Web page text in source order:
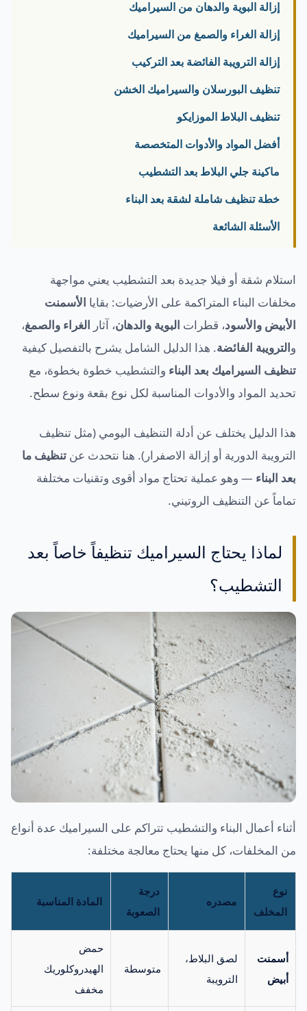
نجار مطابخ وأبواب
كشف تسربات المياه بمكة
معلم جبس بورد بمكة المكرمة
شركة عزل أسطح بمكة المكرمة
معلم دهانات بمكة المكرمة
تركيب باركيه بمكة المكرمة
مبلط بمكة المكرمة
لحام وإصلاح خزانات المياه
إزالة البوية والدهان من السيراميك
إزالة الغراء والصمغ من السيراميك
إزالة الترويبة الفائضة بعد التركيب
تنظيف البورسلان والسيراميك الخشن
تنظيف البلاط الموزايكو
أفضل المواد والأدوات المتخصصة
ماكينة جلي البلاط بعد التشطيب
خطة تنظيف شاملة لشقة بعد البناء
الأسئلة الشائعة
استلام شقة أو فيلا جديدة بعد التشطيب يعني مواجهة
مخلفات البناء المتراكمة على الأرضيات: بقايا الأسمنت
الأبيض والأسود، قطرات البوية والدهان، آثار الغراء والصمغ،
والترويبة الفائضة. هذا الدليل الشامل يشرح بالتفصيل كيفية
تنظيف السيراميك بعد البناء والتشطيب خطوة بخطوة، مع
تحديد المواد والأدوات المناسبة لكل نوع بقعة ونوع سطح.
هذا الدليل يختلف عن أدلة التنظيف اليومي (مثل تنظيف
الترويبة الدورية أو إزالة الاصفرار). هنا نتحدث عن تنظيف ما
بعد البناء — وهو عملية تحتاج مواد أقوى وتقنيات مختلفة
تماماً عن التنظيف الروتيني.
لماذا يحتاج السيراميك تنظيفاً خاصاً بعد
التشطيب؟
أثناء أعمال البناء والتشطيب تتراكم على السيراميك عدة أنواع
من المخلفات، كل منها يحتاج معالجة مختلفة:
نوع
المخلف
مصدره
درجة
الصعوبة
المادة المناسبة
أسمنت
أبيض
لصق البلاط،
الترويبة
متوسطة
حمض
الهيدروكلوريك
مخفف